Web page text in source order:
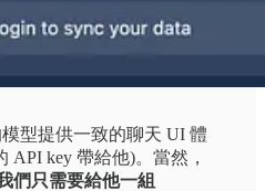
型提供一致的聊天 UI 體
API key 帶給他)。當然，
們只需要給他一組